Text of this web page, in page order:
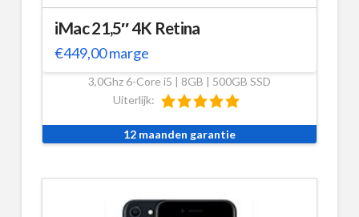
iMac 21,5″ 4K Retina
€449,00marge
3,0Ghz 6-Core i5 | 8GB | 500GB SSD
Uiterlijk:
12 maanden garantie